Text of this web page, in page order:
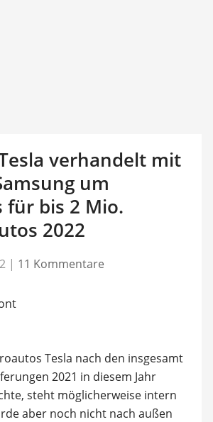
verhandelt mit
um
für bis 2 Mio.
2022
| 11 Kommentare
Tesla nach den insgesamt
2021 in diesem Jahr
steht möglicherweise intern
aber noch nicht nach außen